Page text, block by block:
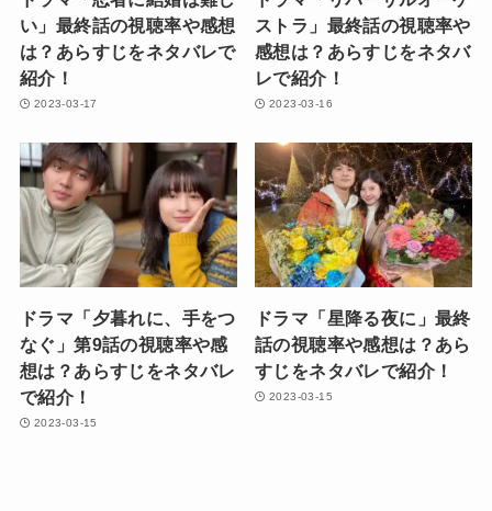
い」最終話の視聴率や感想
は？あらすじをネタバレで
紹介！
2023-03-17
ストラ」最終話の視聴率や
感想は？あらすじをネタバ
レで紹介！
2023-03-16
ドラマ「夕暮れに、手をつ
なぐ」第9話の視聴率や感
想は？あらすじをネタバレ
で紹介！
2023-03-15
ドラマ「星降る夜に」最終
話の視聴率や感想は？あら
すじをネタバレで紹介！
2023-03-15